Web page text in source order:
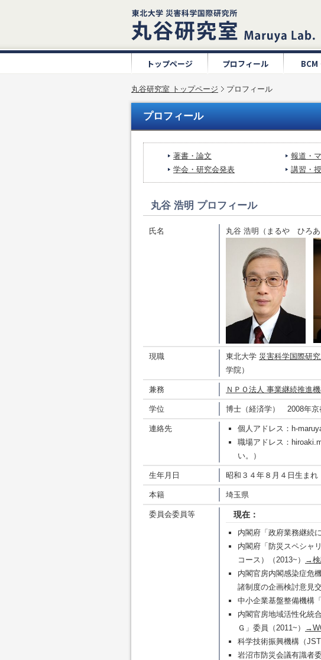
トップページ プロフィール BCM
丸谷研究室 トップページ プロフィール
プロフィール
著書・論文 報道・
学会・研究会発表
講習・
丸谷 浩明 プロフィール
氏名 丸谷 浩明（まるや ひろあ
現職 東北大学 災害科学国際研
学院）
兼務 ＮＰＯ法人 事業継続推進
学位 博士（経済学） 2008年京
連絡先
個人アドレス：h-
職場アドレス：
い。）
生年月日 昭和３４年８月４日生まれ
本籍 埼玉県
委員会委員等 現在：
内閣府「政府業務継続
内閣府「防災スペシャ
コース）（2013~）
→検
内閣官房内閣感染症危
諸制度の企画検討意見
中小企業基盤整備機構
内閣官房地域活性化統
Ｇ」委員（2011~）
科学技術振興機構（
岩沼市防災会議有識者